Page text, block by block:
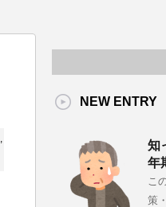
,
NEW ENTRY
知
年
こ
策